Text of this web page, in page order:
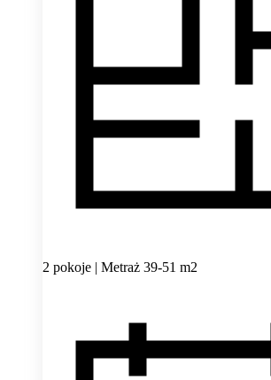
2 pokoje | Metraż 39-51 m2